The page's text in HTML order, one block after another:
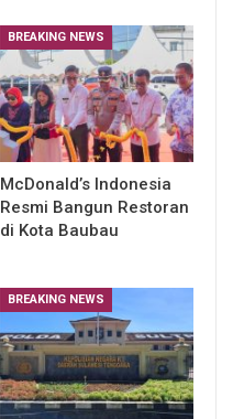
BREAKING NEWS
McDonald’s Indonesia
Resmi Bangun Restoran
di Kota Baubau
BREAKING NEWS